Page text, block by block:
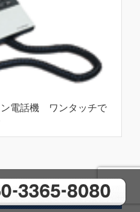
ン電話機 ワンタッチで